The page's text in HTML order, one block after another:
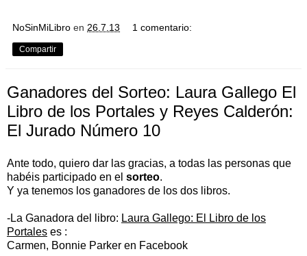
NoSinMiLibro en 26.7.13 1 comentario:
Compartir
Ganadores del Sorteo: Laura Gallego El
Libro de los Portales y Reyes Calderón:
El Jurado Número 10
Ante todo, quiero dar las gracias, a todas las personas que
habéis participado en el sorteo.
Y ya tenemos los ganadores de los dos libros.
-La Ganadora del libro: Laura Gallego: El Libro de los
Portales es :
Carmen, Bonnie Parker en Facebook